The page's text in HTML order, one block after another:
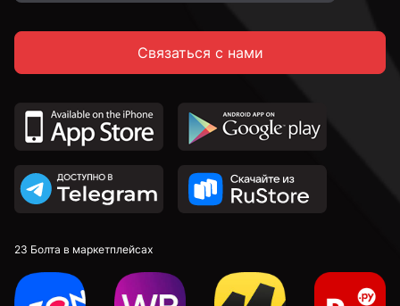
Связаться с нами
23 Болта в маркетплейсах